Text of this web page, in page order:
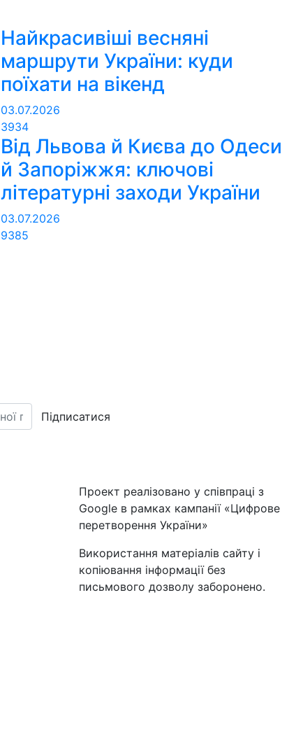
Найкрасивіші весняні
маршрути України: куди
поїхати на вікенд
03.07.2026
3934
Від Львова й Києва до Одеси
й Запоріжжя: ключові
літературні заходи України
03.07.2026
9385
Підписатися
Проект реалізовано у співпраці з
Google в рамках кампанії «Цифрове
перетворення України»
Використання матеріалів сайту і
копіювання інформації без
письмового дозволу заборонено.